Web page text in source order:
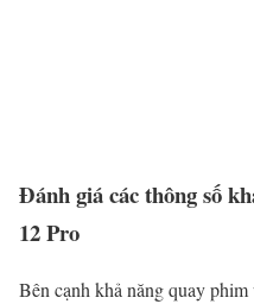
Đánh giá các thông số
12 Pro
Bên cạnh khả năng quay